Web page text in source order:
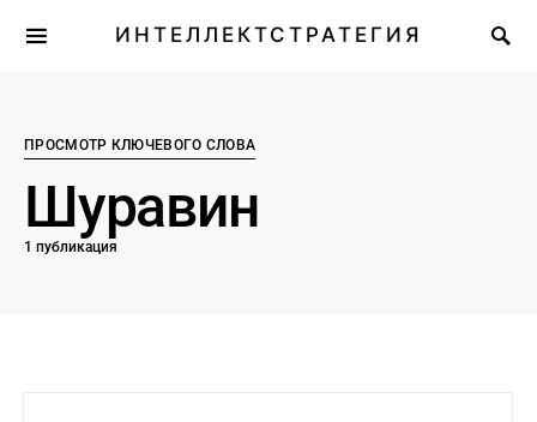
ИНТЕЛЛЕКТСТРАТЕГИЯ
ПРОСМОТР КЛЮЧЕВОГО СЛОВА
Шуравин
1 публикация